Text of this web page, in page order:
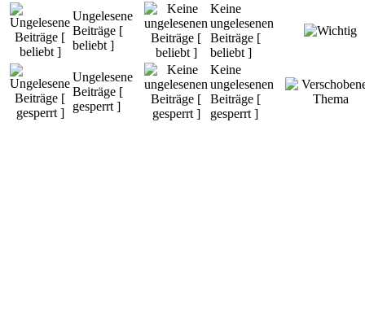
Ungelesene
Beiträge [
beliebt ]
Keine
ungelesenen
Beiträge [
beliebt ]
Ungelesene
Beiträge [
gesperrt ]
Keine
ungelesenen
Beiträge [
gesperrt ]